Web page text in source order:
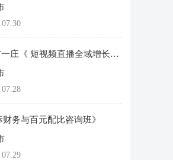
07.30
中成伟业&小市一庄《 短视频直播全域增长·落地实战营》
07.28
务与百元配比咨询班》
07.29